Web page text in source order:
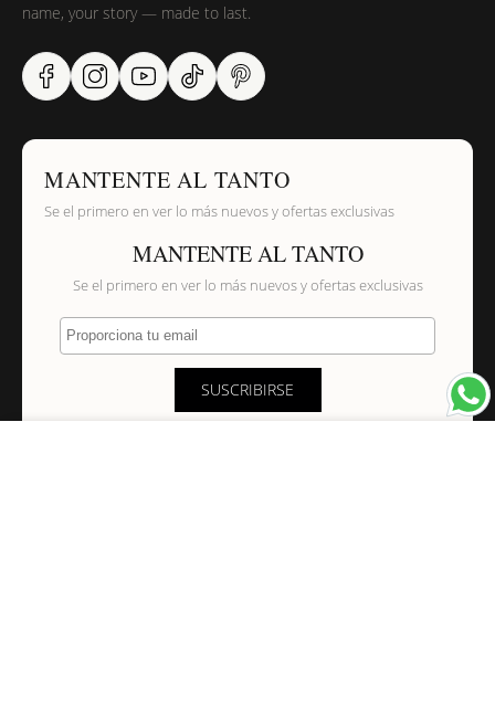
name, your story — made to last.
MANTENTE AL TANTO
Se el primero en ver lo más nuevos y ofertas exclusivas
MANTENTE AL TANTO
Se el primero en ver lo más nuevos y ofertas exclusivas
Proporciona tu email
SUSCRIBIRSE